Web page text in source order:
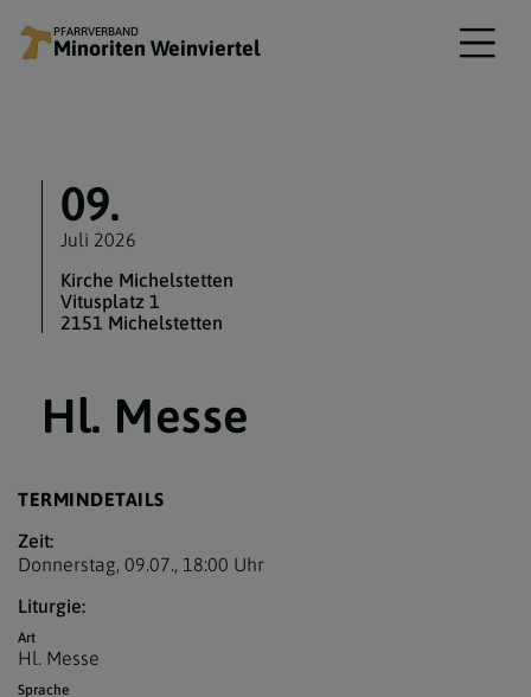
PFARRVERBAND
Minoriten Weinviertel
09.
Juli 2026
Kirche Michelstetten
Vitusplatz 1
2151 Michelstetten
Hl. Messe
TERMINDETAILS
Zeit:
Donnerstag, 09.07., 18:00 Uhr
Liturgie:
Art
Hl. Messe
Sprache